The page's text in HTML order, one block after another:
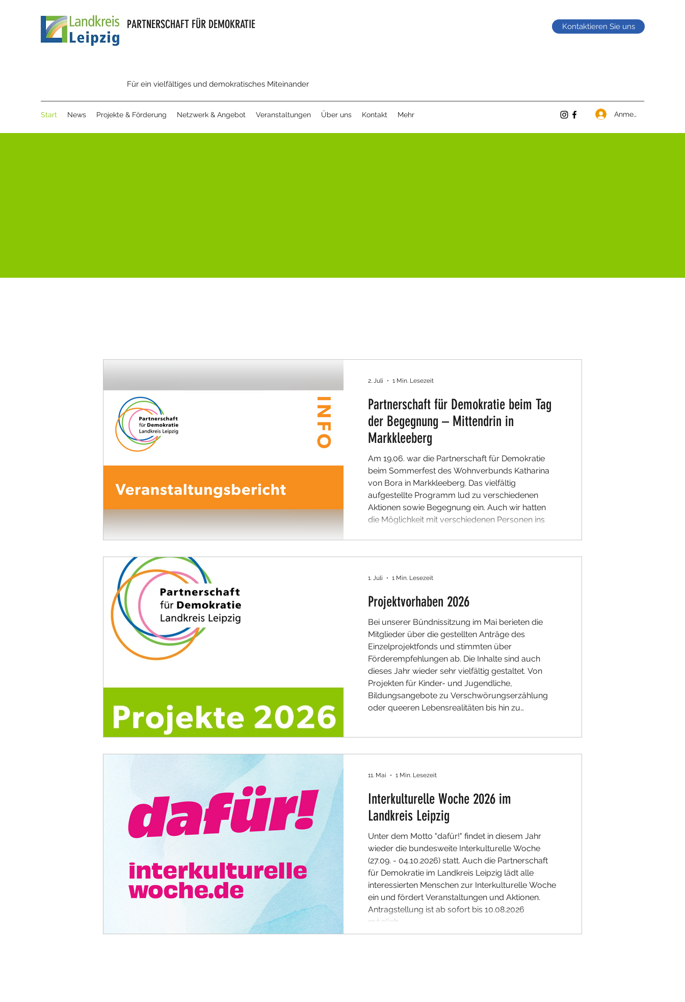
PARTNERSCHAFT FÜR DEMOKRATIE
Für ein vielfältiges und demokratisches Miteinander
Kontaktieren Sie uns
Start News Projekte & Förderung Netzwerk & Angebot Veranstaltungen Über uns Kontakt Mehr Anmelden
Partnerschaft für Demokratie beim Tag
der Begegnung – Mittendrin in
Markkleeberg
Am 19.06. war die Partnerschaft für Demokratie
beim Sommerfest des Wohnverbunds Katharina
von Bora in Markkleeberg. Das vielfältig
aufgestellte Programm lud zu verschiedenen
Aktionen sowie Begegnung ein. Auch wir hatten
die Möglichkeit mit verschiedenen Personen ins
Wohnverbund Katharina von Bora.
2. Juli 1 Min. Lesezeit
Projektvorhaben 2026
Bei unserer Bündnissitzung im Mai berieten die
Mitglieder über die gestellten Anträge des
Einzelprojektfonds und stimmten über
Förderempfehlungen ab. Die Inhalte sind auch
dieses Jahr wieder sehr vielfältig gestaltet. Von
Projekten für Kinder- und Jugendliche,
Bildungsangebote zu Verschwörungserzählung
oder queeren Lebensrealitäten bis hin zu
1. Juli 1 Min. Lesezeit
Interkulturelle Woche 2026 im
Landkreis Leipzig
Unter dem Motto "dafür!" findet in diesem Jahr
wieder die bundesweite Interkulturelle Woche
(27.09. - 04.10.2026) statt. Auch die Partnerschaft
für Demokratie im Landkreis Leipzig lädt alle
interessierten Menschen zur Interkulturelle Woche
ein und fördert Veranstaltungen und Aktionen.
Antragstellung ist ab sofort bis 10.08.2026
möglich.
11. Mai 1 Min. Lesezeit